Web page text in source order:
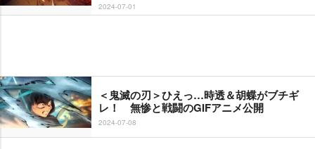
2024-07-01
＜鬼滅の刃＞ひえっ…時透＆胡蝶がブチギ
レ！ 無惨と戦闘のGIFアニメ公開
2024-07-08